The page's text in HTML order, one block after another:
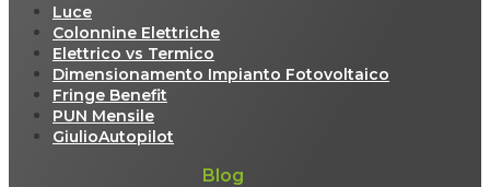
Luce
Colonnine Elettriche
Elettrico vs Termico
Dimensionamento Impianto Fotovoltaico
Fringe Benefit
PUN Mensile
GiulioAutopilot
Blog